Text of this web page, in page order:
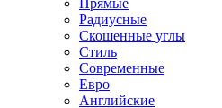
Прямые
Радиусные
Скошенные углы
Стиль
Современные
Евро
Английские